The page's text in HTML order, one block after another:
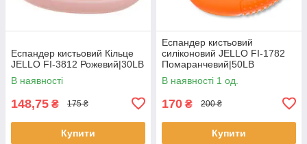
Еспандер кистьовий Кільце
JELLO FI-3812 Рожевий|30LB
В наявності
148,75 ₴ 175 ₴
Купити
Еспандер кистьовий
силіконовий JELLO FI-1782
Помаранчевий|50LB
В наявності 1 од.
170 ₴ 200 ₴
Купити